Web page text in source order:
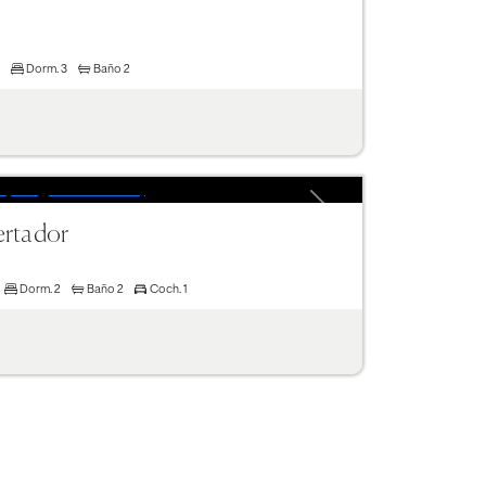
Dorm.3 Baño 2
Dorm. 2 Baño 2 Coch. 1